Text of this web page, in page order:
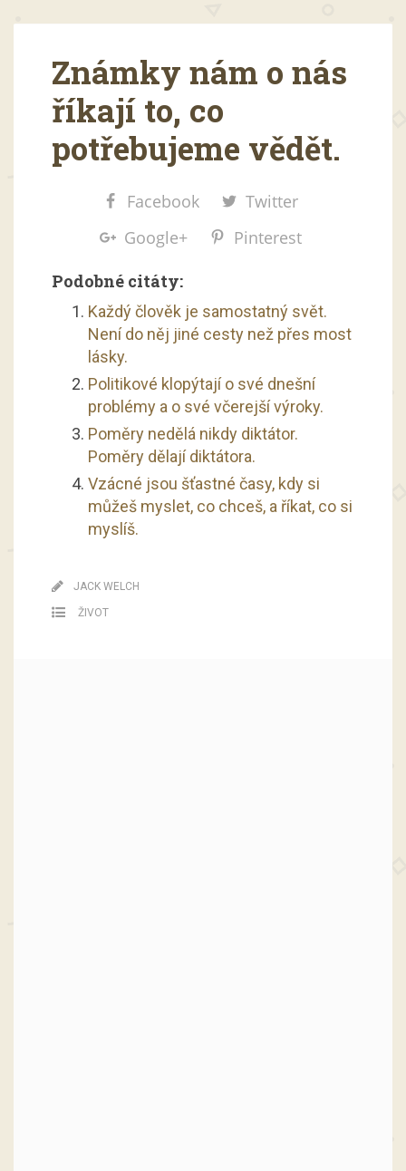
Známky nám o nás
říkají to, co
potřebujeme vědět.
Facebook
Twitter
Google+
Pinterest
Podobné citáty:
Každý člověk je samostatný svět.
Není do něj jiné cesty než přes most
lásky.
Politikové klopýtají o své dnešní
problémy a o své včerejší výroky.
Poměry nedělá nikdy diktátor.
Poměry dělají diktátora.
Vzácné jsou šťastné časy, kdy si
můžeš myslet, co chceš, a říkat, co si
myslíš.
JACK WELCH
ŽIVOT